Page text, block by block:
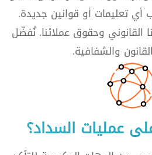
تعليمات أو قوانين جديدة.
وحقوق عملائنا. نُفضّل
والشفافية.
عمليات السداد؟